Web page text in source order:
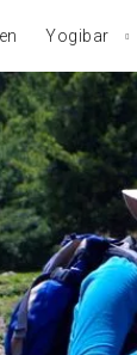
Yogibar